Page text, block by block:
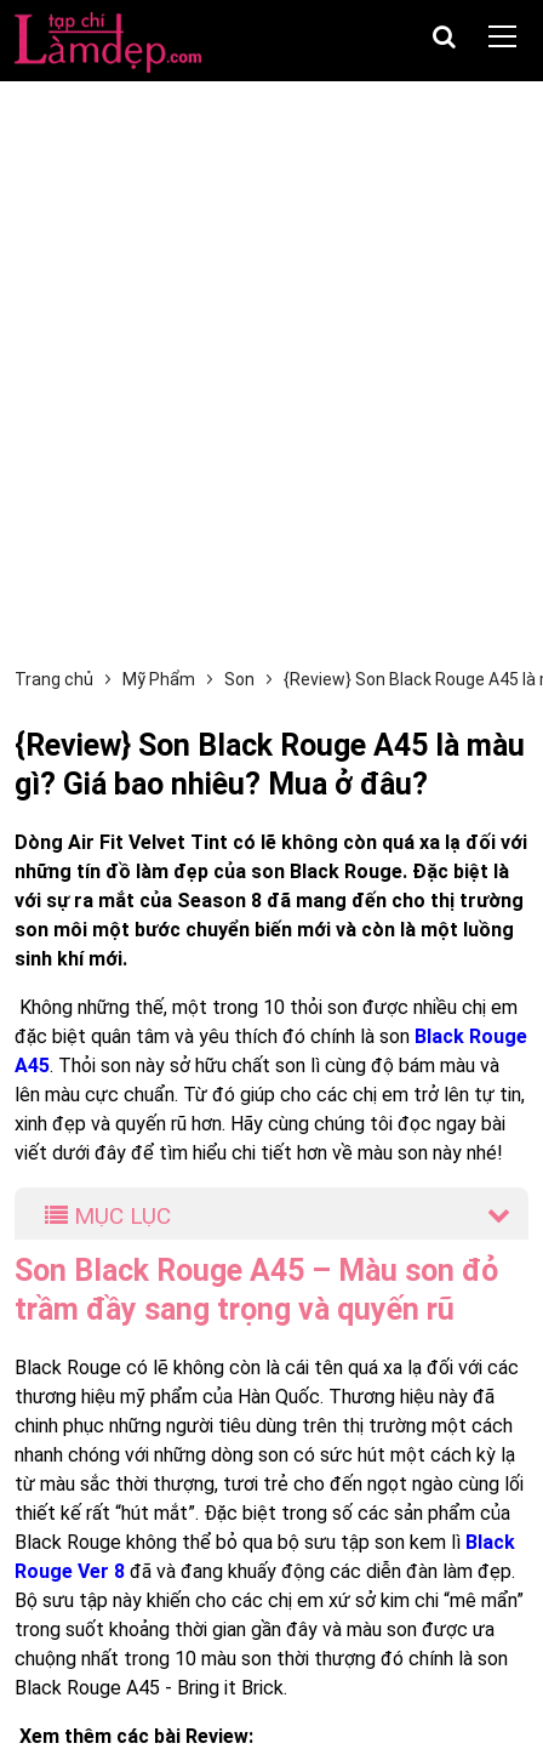
Trang chủ Mỹ Phẩm Son {Review} Son Black Rouge A45
{Review} Son Black Rouge A45 là màu
gì? Giá bao nhiêu? Mua ở đâu?
Dòng Air Fit Velvet Tint có lẽ không còn quá xa lạ đối với
những tín đồ làm đẹp của son Black Rouge. Đặc biệt là
với sự ra mắt của Season 8 đã mang đến cho thị trường
son môi một bước chuyển biến mới và còn là một luồng
sinh khí mới.
Không những thế, một trong 10 thỏi son được nhiều chị em
đặc biệt quân tâm và yêu thích đó chính là son Black Rouge
A45. Thỏi son này sở hữu chất son lì cùng độ bám màu và
lên màu cực chuẩn. Từ đó giúp cho các chị em trở lên tự tin,
xinh đẹp và quyến rũ hơn. Hãy cùng chúng tôi đọc ngay bài
viết dưới đây để tìm hiểu chi tiết hơn về màu son này nhé!
MỤC LỤC
Son Black Rouge A45 – Màu son đỏ
trầm đầy sang trọng và quyến rũ
Black Rouge có lẽ không còn là cái tên quá xa lạ đối với các
thương hiệu mỹ phẩm của Hàn Quốc. Thương hiệu này đã
chinh phục những người tiêu dùng trên thị trường một cách
nhanh chóng với những dòng son có sức hút một cách kỳ lạ
từ màu sắc thời thượng, tươi trẻ cho đến ngọt ngào cùng lối
thiết kế rất “hút mắt”. Đặc biệt trong số các sản phẩm của
Black Rouge không thể bỏ qua bộ sưu tập son kem lì Black
Rouge Ver 8 đã và đang khuấy động các diễn đàn làm đẹp.
Bộ sưu tập này khiến cho các chị em xứ sở kim chi “mê mẩn”
trong suốt khoảng thời gian gần đây và màu son được ưa
chuộng nhất trong 10 màu son thời thượng đó chính là son
Black Rouge A45 - Bring it Brick.
Xem thêm các bài Review: